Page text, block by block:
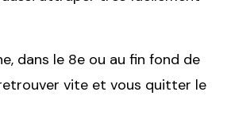
dans le 8e ou au fin fond de
vite et vous quitter le